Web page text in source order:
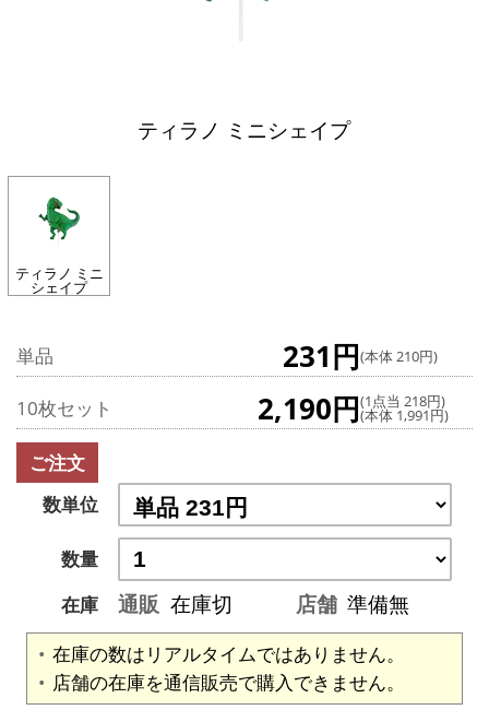
ティラノ ミニシェイプ
ティラノ ミニ
シェイプ
単品 231円(本体 210円)
10枚セット 2,190円(1点当 218円)
(本体 1,991円)
ご注文
数単位
数量
在庫
通販 在庫切 店舗 準備無
在庫の数はリアルタイムではありません。
店舗の在庫を通信販売で購入できません。